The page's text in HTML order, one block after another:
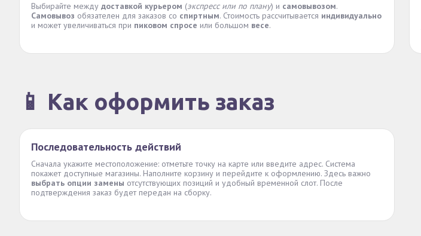
Выбирайте между доставкой курьером (экспресс или по плану) и самовывозом.
Самовывоз обязателен для заказов со спиртным. Стоимость рассчитывается индивидуально
и может увеличиваться при пиковом спросе или большом весе.
📱 Как оформить заказ
Последовательность действий
Сначала укажите местоположение: отметьте точку на карте или введите адрес. Система
покажет доступные магазины. Наполните корзину и перейдите к оформлению. Здесь важно
выбрать опции замены отсутствующих позиций и удобный временной слот. После
подтверждения заказ будет передан на сборку.